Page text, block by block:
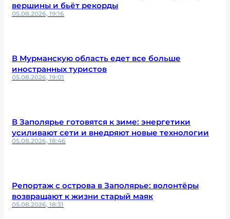
вершины и бьёт рекорды
05.08.2026, 19:16
В Мурманскую область едет все больше
иностранных туристов
05.08.2026, 19:01
В Заполярье готовятся к зиме: энергетики
усиливают сети и внедряют новые технологии
05.08.2026, 18:46
Репортаж с острова в Заполярье: волонтёры
возвращают к жизни старый маяк
05.08.2026, 18:31